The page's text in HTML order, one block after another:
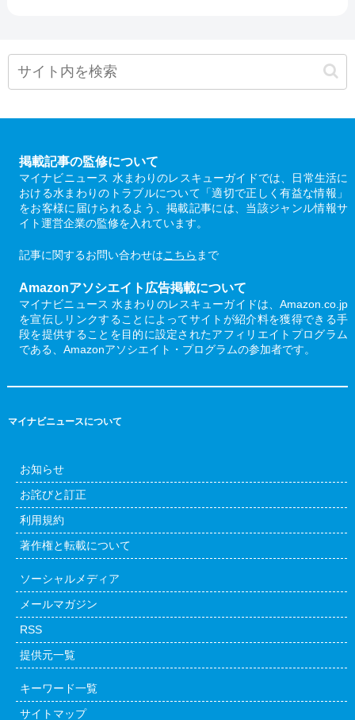
掲載記事の監修について
マイナビニュース 水まわりのレスキューガイドでは、日常生活に
おける水まわりのトラブルについて「適切で正しく有益な情報」
をお客様に届けられるよう、掲載記事には、当該ジャンル情報サ
イト運営企業の監修を入れています。
記事に関するお問い合わせはこちら まで
Amazonアソシエイト広告掲載について
マイナビニュース 水まわりのレスキューガイドは、Amazon.co.jp
を宣伝しリンクすることによってサイトが紹介料を獲得できる手
段を提供することを目的に設定されたアフィリエイトプログラム
である、Amazonアソシエイト・プログラムの参加者です。
マイナビニュースについて
お知らせ
お詫びと訂正
利用規約
著作権と転載について
ソーシャルメディア
メールマガジン
RSS
提供元一覧
キーワード一覧
サイトマップ